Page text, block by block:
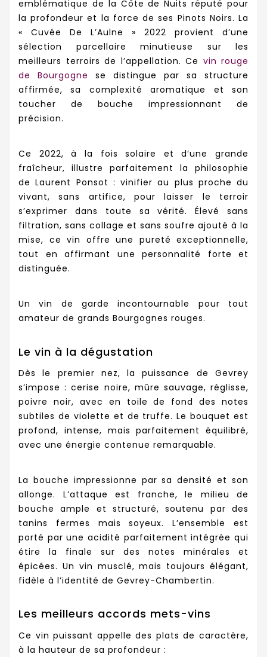
emblématique de la Côte de Nuits réputé pour
la profondeur et la force de ses Pinots Noirs. La
« Cuvée De L’Aulne » 2022 provient d’une
sélection parcellaire minutieuse sur les
meilleurs terroirs de l’appellation. Ce vin rouge
de Bourgogne se distingue par sa structure
affirmée, sa complexité aromatique et son
toucher de bouche impressionnant de
précision.
Ce 2022, à la fois solaire et d’une grande
fraîcheur, illustre parfaitement la philosophie
de Laurent Ponsot : vinifier au plus proche du
vivant, sans artifice, pour laisser le terroir
s’exprimer dans toute sa vérité. Élevé sans
filtration, sans collage et sans soufre ajouté à la
mise, ce vin offre une pureté exceptionnelle,
tout en affirmant une personnalité forte et
distinguée.
Un vin de garde incontournable pour tout
amateur de grands Bourgognes rouges.
Le vin à la dégustation
Dès le premier nez, la puissance de Gevrey
s’impose : cerise noire, mûre sauvage, réglisse,
poivre noir, avec en toile de fond des notes
subtiles de violette et de truffe. Le bouquet est
profond, intense, mais parfaitement équilibré,
avec une énergie contenue remarquable.
La bouche impressionne par sa densité et son
allonge. L’attaque est franche, le milieu de
bouche ample et structuré, soutenu par des
tanins fermes mais soyeux. L’ensemble est
porté par une acidité parfaitement intégrée qui
étire la finale sur des notes minérales et
épicées. Un vin musclé, mais toujours élégant,
fidèle à l’identité de Gevrey-Chambertin.
Les meilleurs accords mets-vins
Ce vin puissant appelle des plats de caractère,
à la hauteur de sa profondeur :